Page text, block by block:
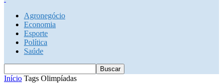
Agronegócio
Economia
Esporte
Política
Saúde
Início Tags Olimpíadas